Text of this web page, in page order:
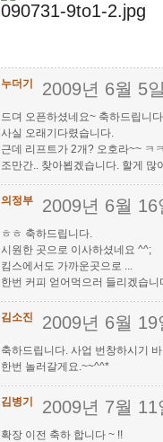
090731-9to1-2.jpg
누더기 2009년 6월 5
드뎌 오픈하셨네요~ 축하드립니
사실 오래기다렸습니다.
근데 리프트가 2개? 오호라~~ ㅋ
조만간.. 찾아뵙겠습니다. 할게 많
의정부 2009년 6월 16
ㅎㅎ 축하드립니다.
시원한 곳으로 이사하셨네요 ^^;
킴스에서도 가까운곳으로 ...
한번 커피 얻어먹으러 들리겠습니
김소진 2009년 6월 19
축하드립니다. 사업 번창하시기
한번 놀러갈게요.~~^^*
김병기 2009년 7월 11
확장 이전 축하 합니다 ~ !!